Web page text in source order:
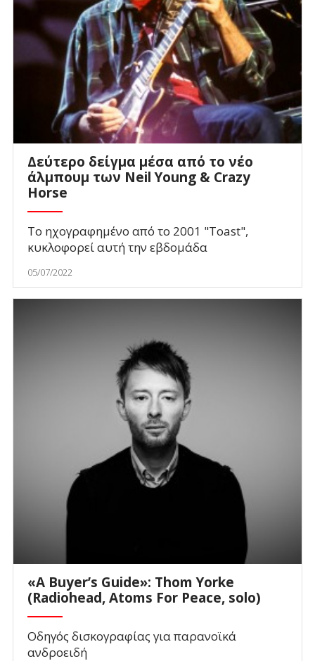
Δεύτερο δείγμα μέσα από το νέο
άλμπουμ των Neil Young & Crazy
Horse
To ηχογραφημένο από το 2001 "Toast",
κυκλοφορεί αυτή την εβδομάδα
05/07/2022
«A Buyer’s Guide»: Thom Yorke
(Radiohead, Atoms For Peace, solo)
Οδηγός δισκογραφίας για παρανοϊκά
ανδροειδή